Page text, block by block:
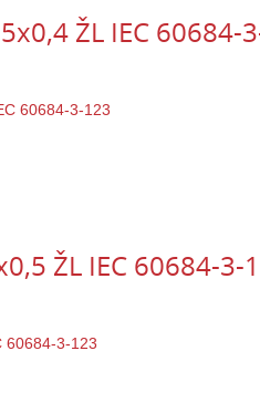
ŽL IEC 60684-
ŽL IEC 60684-3-